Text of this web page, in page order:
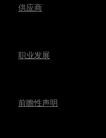
供应商
职业发展
前瞻性声明